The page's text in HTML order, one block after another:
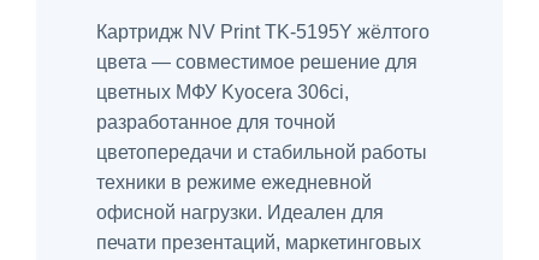
Картридж NV Print TK-5195Y жёлтого
цвета — совместимое решение для
цветных МФУ Kyocera 306ci,
разработанное для точной
цветопередачи и стабильной работы
техники в режиме ежедневной
офисной нагрузки. Идеален для
печати презентаций, маркетинговых